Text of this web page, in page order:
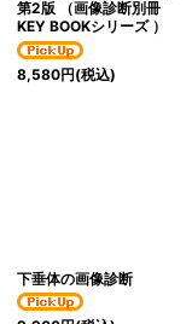
第2版 （画像診断別冊
KEY BOOKシリーズ ）
8,580円(税込)
下垂体の画像診断